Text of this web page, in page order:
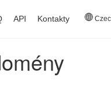
API Kontakty